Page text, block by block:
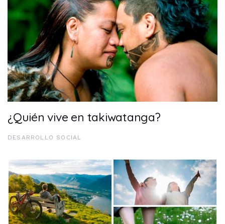
¿Quién vive en takiwatanga?
DESARROLLO SOCIAL